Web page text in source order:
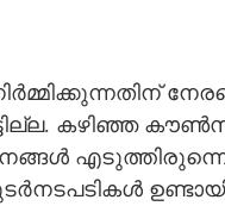
കഴിഞ്ഞ